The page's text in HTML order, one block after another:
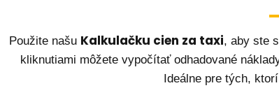
Použite našu Kalkulačku cien za taxi, aby ste
kliknutiami môžete vypočítať odhadované
Ideálne pre tých,